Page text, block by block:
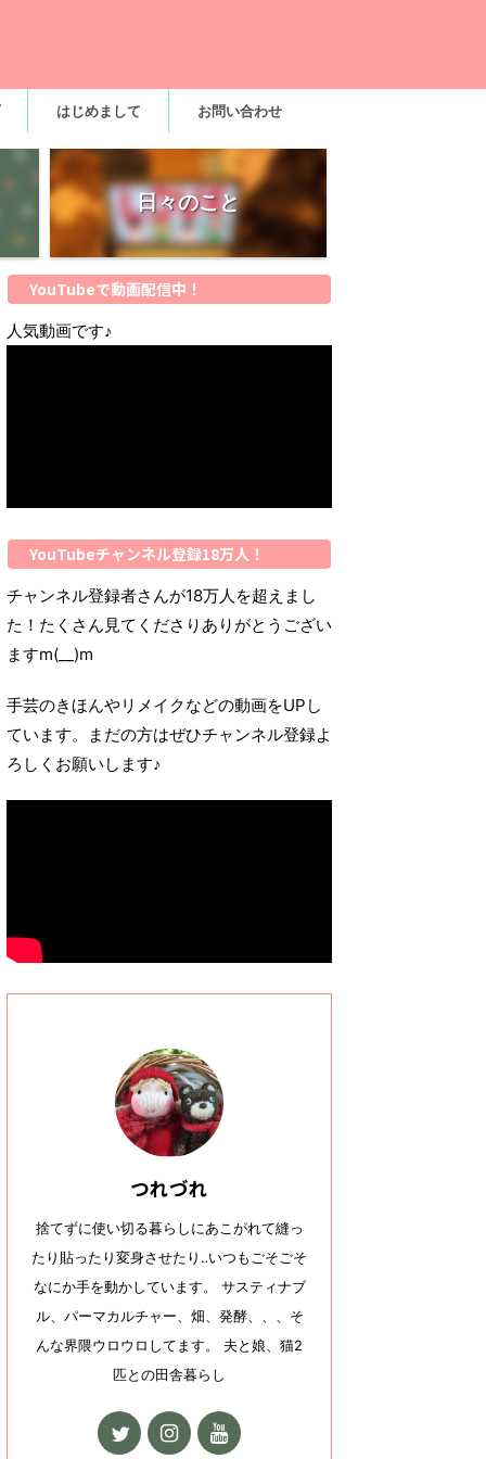
はじめまして お問い合わせ
日々のこと
YouTubeで動画配信中！
人気動画です♪
YouTubeチャンネル登録18万人！
チャンネル登録者さんが18万人を超えまし
た！たくさん見てくださりありがとうござい
ますm(__)m
手芸のきほんやリメイクなどの動画をUPし
ています。まだの方はぜひチャンネル登録よ
ろしくお願いします♪
つれづれ
捨てずに使い切る暮らしにあこがれて縫っ
たり貼ったり変身させたり‥いつもごそごそ
なにか手を動かしています。 サスティナブ
ル、パーマカルチャー、畑、発酵、、、そ
んな界隈ウロウロしてます。 夫と娘、猫2
匹との田舎暮らし